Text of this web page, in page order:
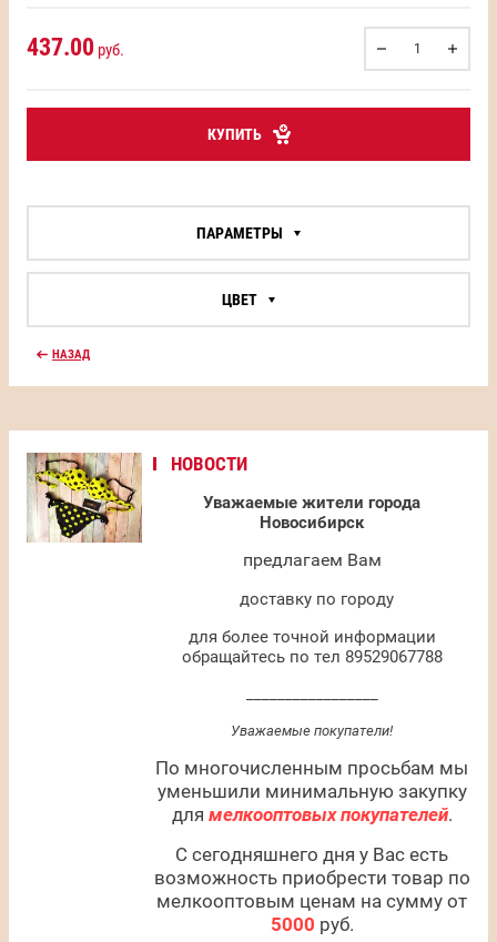
НОВОСТИ
Уважаемые жители города
Новосибирск
предлагаем Вам
доставку по городу
для более точной информации
обращайтесь по тел 89529067788
Уважаемые покупатели!
По многочисленным просьбам мы
уменьшили минимальную закупку
для мелкооптовых покупателей.
С сегодняшнего дня у Вас есть
возможность приобрести товар по
мелкооптовым ценам на сумму от
5000 руб.
437.00 руб.
КУПИТЬ
ПАРАМЕТРЫ
ЦВЕТ
НАЗАД